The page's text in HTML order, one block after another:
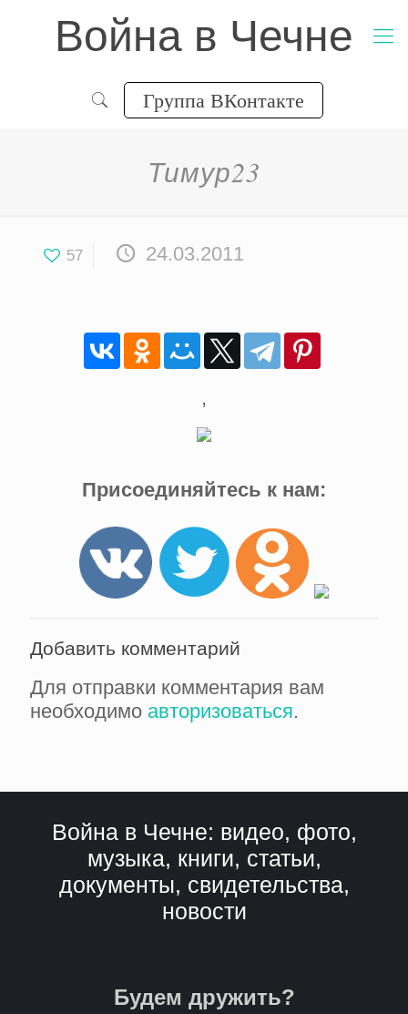
Война в Чечне
Группа ВКонтакте
Тимур23
57 24.03.2011
,
Присоединяйтесь к нам:
Добавить комментарий
Для отправки комментария вам
необходимо авторизоваться.
Война в Чечне: видео, фото,
музыка, книги, статьи,
документы, свидетельства,
новости
Будем дружить?